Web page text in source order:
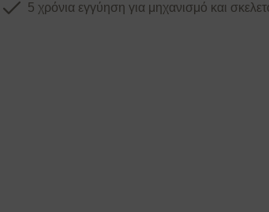
5 χρόνια εγγύηση για μηχανισμό και